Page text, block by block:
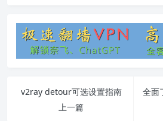
v2ray detour可选设置指南
上一篇